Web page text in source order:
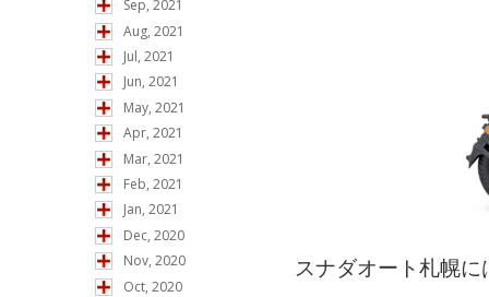
Sep, 2021
Aug, 2021
Jul, 2021
Jun, 2021
May, 2021
Apr, 2021
Mar, 2021
Feb, 2021
Jan, 2021
Dec, 2020
Nov, 2020
Oct, 2020
スナダオート札幌